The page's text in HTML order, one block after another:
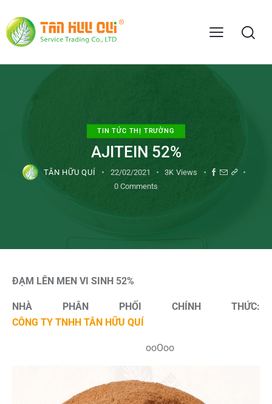
TIN TỨC THỊ TRƯỜNG
AJITEIN 52%
TÂN HỮU QUÍ 22/02/2021 3K Views
0 Comments
ĐẠM LÊN MEN VI SINH 52%
NHÀ PHÂN PHỐI CHÍNH THỨC:
CÔNG TY TNHH TÂN HỮU QUÍ
ooOoo